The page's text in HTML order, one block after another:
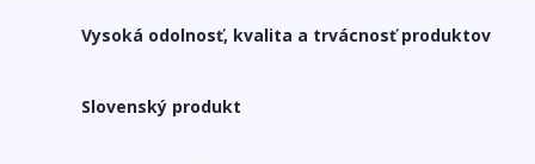
Vysoká odolnosť, kvalita a trvácnosť produktov
Slovenský produkt